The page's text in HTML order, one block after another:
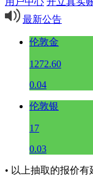
最新公告
伦敦金
1272.60
0.04
伦敦银
17
0.03
• 以上抽取的报价有